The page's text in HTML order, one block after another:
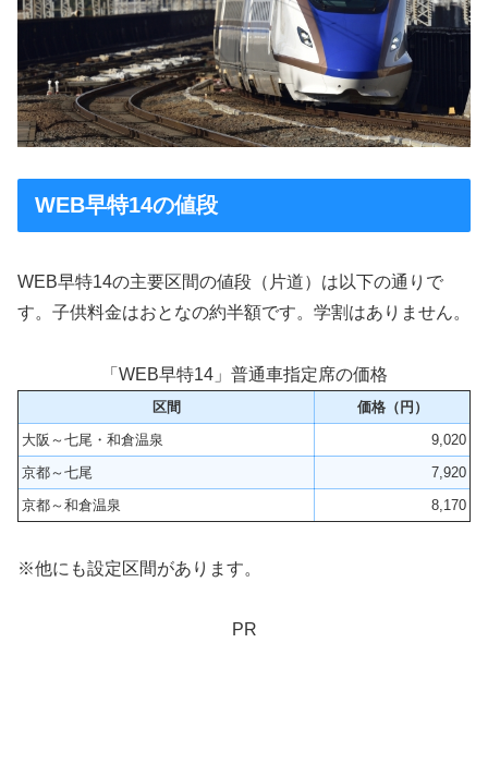
WEB早特14の値段
WEB早特14の主要区間の値段（片道）は以下の通りで
す。子供料金はおとなの約半額です。学割はありません。
「WEB早特14」普通車指定席の価格
区間
価格（円）
大阪～七尾・和倉温泉
9,020
京都～七尾
7,920
京都～和倉温泉
8,170
※他にも設定区間があります。
PR